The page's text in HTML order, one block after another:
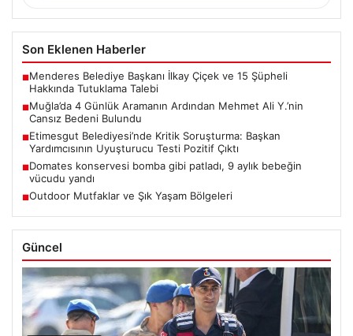
Son Eklenen Haberler
■Menderes Belediye Başkanı İlkay Çiçek ve 15 Şüpheli
Hakkında Tutuklama Talebi
■Muğla’da 4 Günlük Aramanın Ardından Mehmet Ali Y.’nin
Cansız Bedeni Bulundu
■Etimesgut Belediyesi’nde Kritik Soruşturma: Başkan
Yardımcısının Uyuşturucu Testi Pozitif Çıktı
■Domates konservesi bomba gibi patladı, 9 aylık bebeğin
vücudu yandı
■Outdoor Mutfaklar ve Şık Yaşam Bölgeleri
Güncel